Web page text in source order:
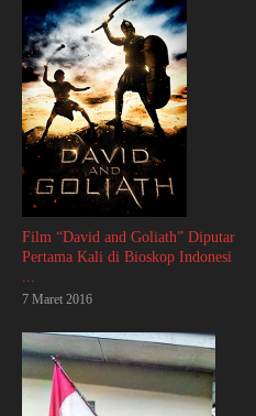
Film “David and Goliath” Diputar
Pertama Kali di Bioskop Indonesi
...
7 Maret 2016